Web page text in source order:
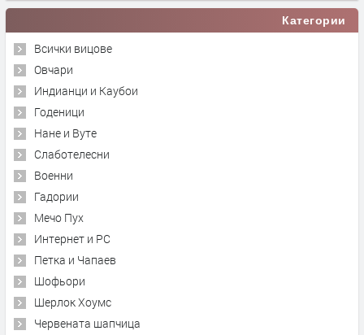
Категории
Всички вицове
Овчари
Индианци и Каубои
Годеници
Нане и Вуте
Слаботелесни
Военни
Гадории
Мечо Пух
Интернет и PC
Петка и Чапаев
Шофьори
Шерлок Хоумс
Червената шапчица